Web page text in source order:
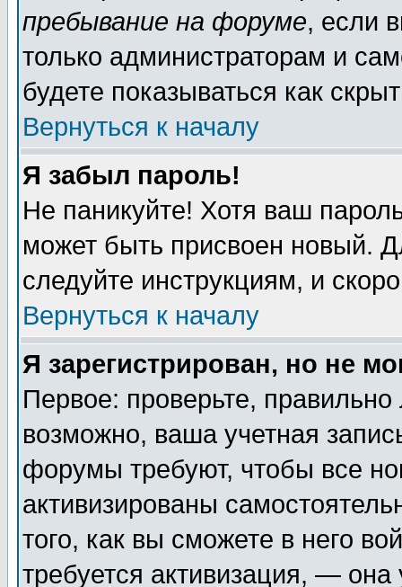
пребывание на форуме, если
только администраторам и
будете показываться как
Вернуться к началу
Я забыл пароль!
Не паникуйте! Хотя ваш
может быть присвоен новый.
следуйте инструкциям, и
Вернуться к началу
Я зарегистрирован, но не
Первое: проверьте,
возможно, ваша учетная
форумы требуют, чтобы все
активизированы
того, как вы сможете в него
требуется активизация, —